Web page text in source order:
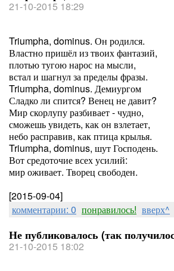
21-10-2015 18:29
Triumpha, dominus. Он родился.
Властно пришёл из твоих фантазий,
плотью тугою нарос на мысли,
встал и шагнул за пределы фразы.
Triumpha, dominus. Демиургом
Сладко ли спится? Венец не давит?
Мир скорлупу разбивает - чудно,
сможешь увидеть, как он взлетает,
небо расправив, как птица крылья.
Triumpha, dominus, шут Господень.
Вот средоточие всех усилий:
мир оживает. Творец свободен.
[2015-09-04]
комментарии: 0 понравилось! вверх^
Не публиковалось (так
21-10-2015 18:02